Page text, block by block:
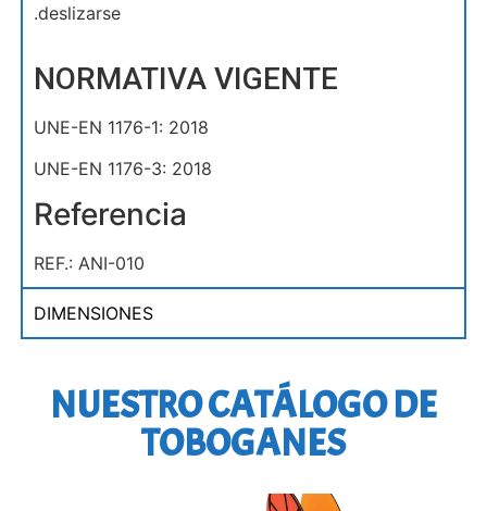
.deslizarse
NORMATIVA VIGENTE
UNE-EN 1176-1: 2018
UNE-EN 1176-3: 2018
Referencia
REF.: ANI-010
DIMENSIONES
NUESTRO CATÁLOGO DE
TOBOGANES